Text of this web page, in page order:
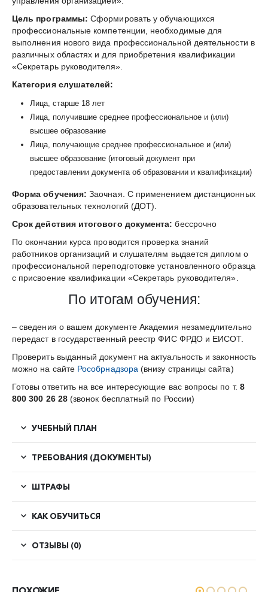
Цель программы: Сформировать у обучающихся
профессиональные компетенции, необходимые для
выполнения нового вида профессиональной деятельности в
различных областях и для приобретения квалификации
«Секретарь руководителя».
Категория слушателей:
Лица, старше 18 лет
Лица, получившие среднее профессиональное и (или)
высшее образование
Лица, получающие среднее профессиональное и (или)
высшее образование (итоговый документ при
предоставлении документа об образовании и квалификации)
Форма обучения: Заочная. С применением дистанционных
образовательных технологий (ДОТ).
Срок действия итогового документа: бессрочно
По окончании курса проводится проверка знаний
работников организаций и слушателям выдается диплом о
профессиональной переподготовке установленного образца
с присвоение квалификации «Секретарь руководителя».
По итогам обучения:
– сведения о вашем документе Академия незамедлительно
передаст в государственный реестр ФИС ФРДО и ЕИСОТ.
Проверить выданный документ на актуальность и законность
можно на сайте Рособрнадзора (внизу страницы сайта)
Готовы ответить на все интересующие вас вопросы по т. 8
800 300 26 28(звонок бесплатный по России)
УЧЕБНЫЙ ПЛАН
ТРЕБОВАНИЯ (ДОКУМЕНТЫ)
ШТРАФЫ
КАК ОБУЧИТЬСЯ
ОТЗЫВЫ (0)